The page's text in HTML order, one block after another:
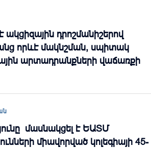
դրոշմանիշերով
որևէ մակնշման, սպիտակ
արտադրանքների վաճառքի
մասնակցել է ԵԱՏՄ
միավորված կոլեգիայի 45-